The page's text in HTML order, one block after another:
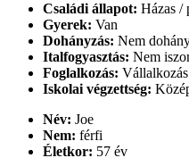
Családi állapot: Házas /
Gyerek: Van
Dohányzás: Nem
Italfogyasztás: Nem
Foglalkozás: Vállalkozás
Iskolai végzettség:
Név: Joe
Nem: férfi
Életkor: 57 év